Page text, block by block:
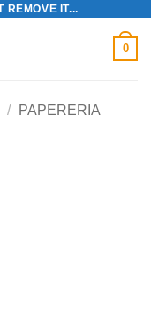
REMOVE IT...
0
/ PAPERERIA